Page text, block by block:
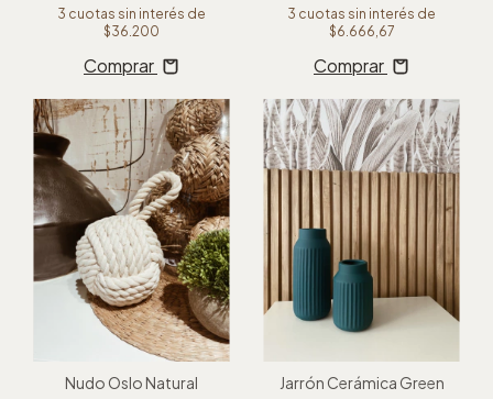
3 cuotas sin interés de
$36.200
Comprar
3 cuotas sin interés de
$6.666,67
Comprar
Nudo Oslo Natural
Jarrón Cerámica Green